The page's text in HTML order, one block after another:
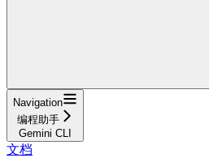
Navigation
编程助手
Gemini CLI
文档